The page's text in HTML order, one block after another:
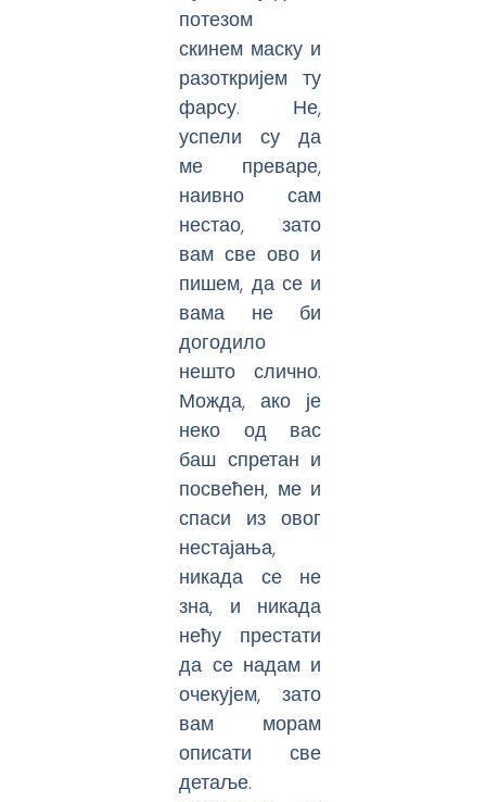
потезом
скинем маску и
разоткријем ту
фарсу. Не,
успели су да
ме преваре,
наивно сам
нестао, зато
вам све ово и
пишем, да се и
вама не би
догодило
нешто слично.
Можда, ако је
неко од вас
баш спретан и
посвећен, ме и
спаси из овог
нестајања,
никада се не
зна, и никада
нећу престати
да се надам и
очекујем, зато
вам морам
описати све
детаље.